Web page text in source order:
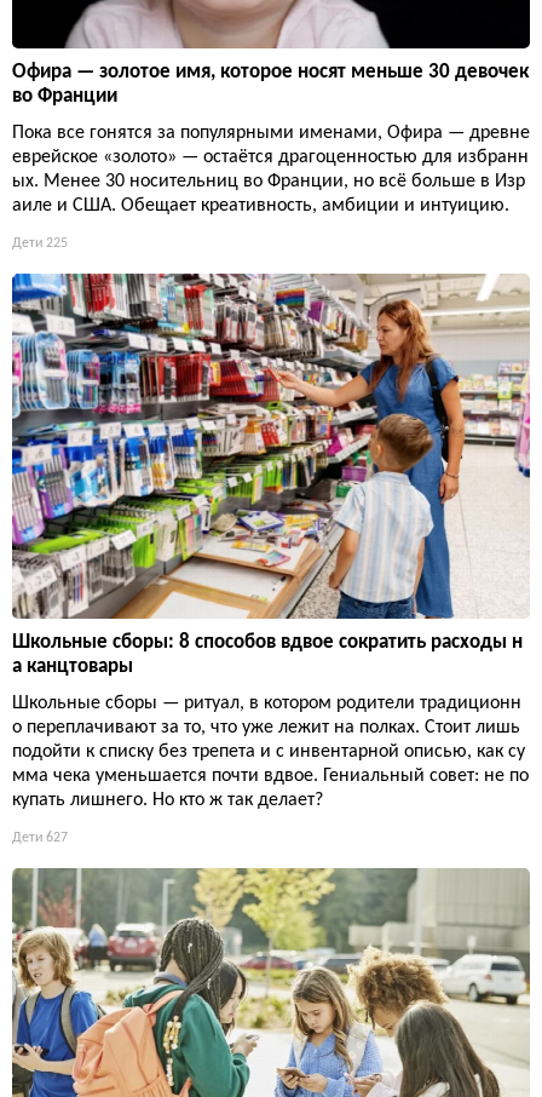
Офира — золотое имя, которое носят меньше 30 девочек
во Франции
Пока все гонятся за популярными именами, Офира — древне
еврейское «золото» — остаётся драгоценностью для избранн
ых. Менее 30 носительниц во Франции, но всё больше в Изр
аиле и США. Обещает креативность, амбиции и интуицию.
Дети 225
Школьные сборы: 8 способов вдвое сократить расходы н
а канцтовары
Школьные сборы — ритуал, в котором родители традиционн
о переплачивают за то, что уже лежит на полках. Стоит лишь
подойти к списку без трепета и с инвентарной описью, как су
мма чека уменьшается почти вдвое. Гениальный совет: не по
купать лишнего. Но кто ж так делает?
Дети 627